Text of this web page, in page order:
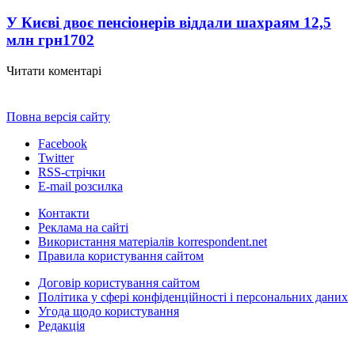
У Києві двоє пенсіонерів віддали шахраям 12,5
млн грн1702
Читати коментарі
Повна версія сайту
Facebook
Twitter
RSS-стрічки
E-mail розсилка
Контакти
Реклама на сайті
Використання матеріалів korrespondent.net
Правила користування сайтом
Договір користування сайтом
Політика у сфері конфіденційності і персональних даних
Угода щодо користування
Редакція